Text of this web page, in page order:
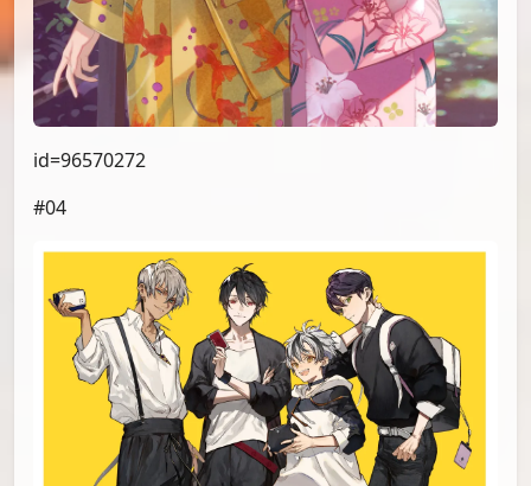
id=96570272
#04